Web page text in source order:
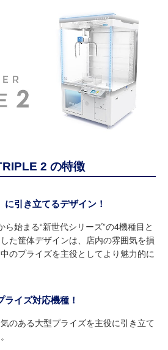
2 の特徴
に引き立てるデザイン！
ら始まる“新世代シリーズ”の4機種目と
た筐体デザインは、店内の雰囲気を損
のプライズを主役としてより魅力的に
イズ対応機種！
のある大型プライズを主役に引き立て